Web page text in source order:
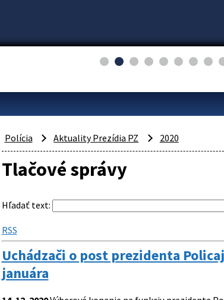
Polícia Aktuality Prezídia PZ 2020
Tlačové správy
Hľadať text:
RSS
Uchádzači o post prezidenta
januára